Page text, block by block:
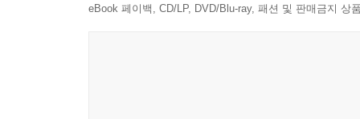
eBook 페이백, CD/LP, DVD/Blu-ray, 패션 및 판매금지 상